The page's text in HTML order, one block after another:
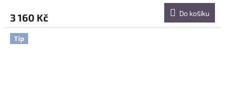
3 160 Kč Do košíku
Tip